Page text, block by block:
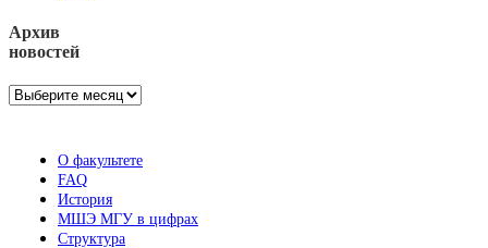
Архив
новостей
Архив
О факультете
FAQ
История
МШЭ МГУ в цифрах
Структура